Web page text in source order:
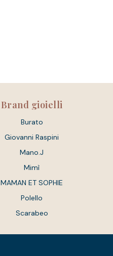
Brand gioielli
Burato
Giovanni Raspini
Mano.J
Mimì
MAMAN ET SOPHIE
Polello
Scarabeo